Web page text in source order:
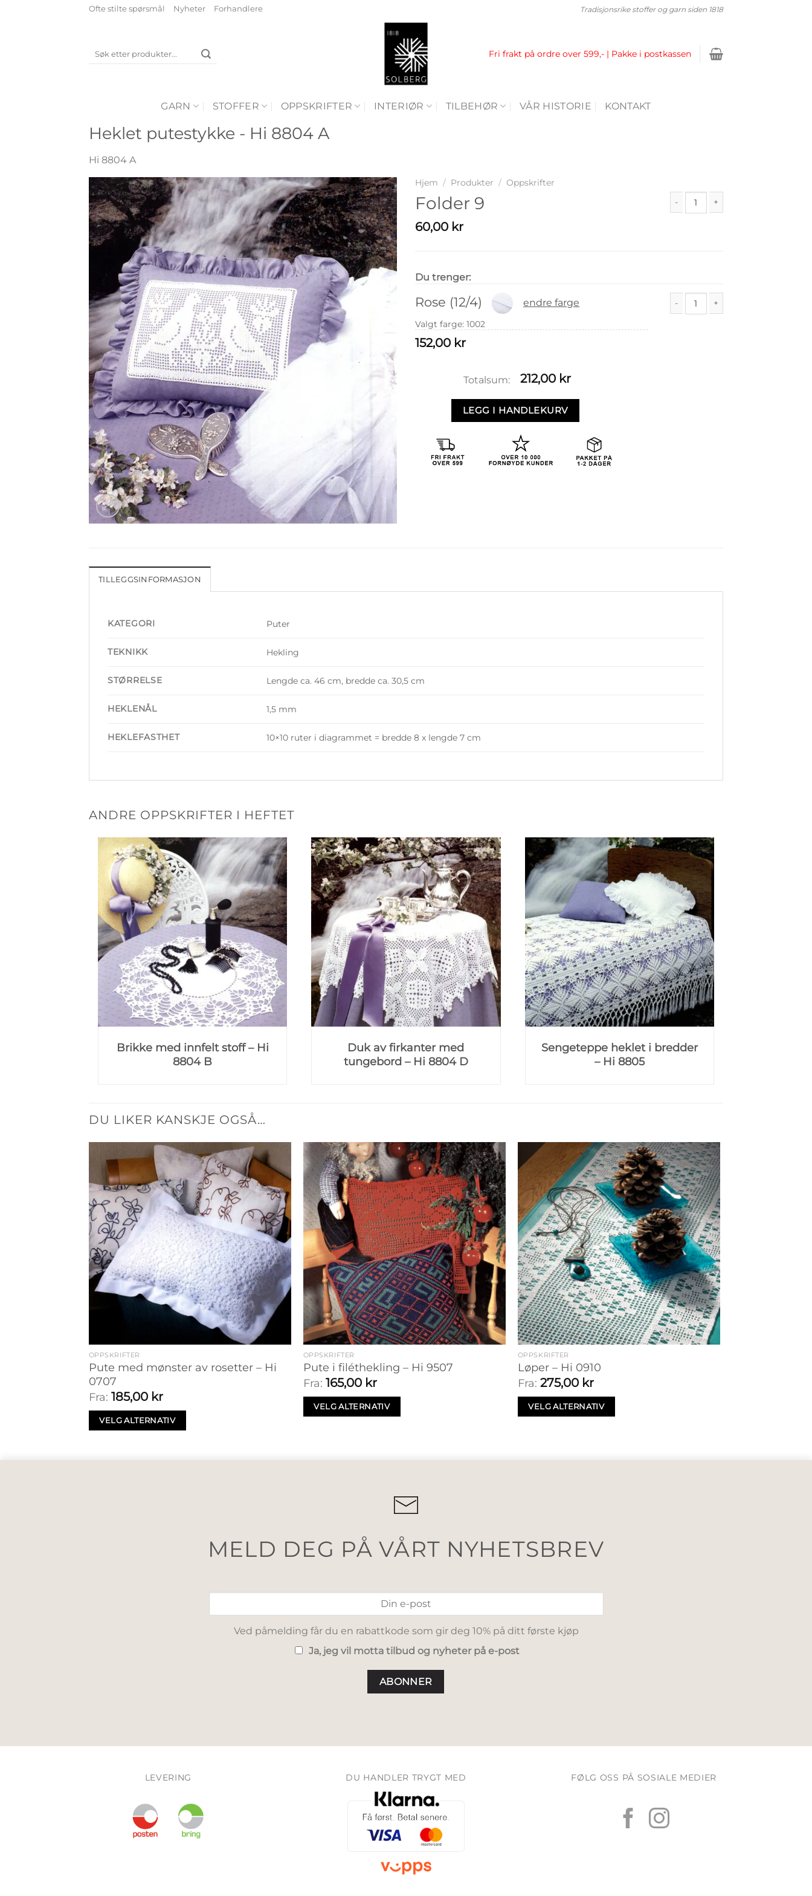
Ofte stilte spørsmål Nyheter Forhandlere Tradisjonsrike stoffer og garn siden 1818
etter:
Fri frakt på ordre over 599,- | Pakke i postkassen
GARN STOFFER OPPSKRIFTER INTERIØR TILBEHØR VÅR HISTORIE KONTAKT
Heklet putestykke - Hi 8804 A
Hi 8804 A
Hjem / Produkter / Oppskrifter
Folder 9
60,00 kr
Du trenger:
Rose (12/4) endre farge
Valgt farge: 1002
152,00 kr
Totalsum: 212,00 kr
LEGG I HANDLEKURV
TILLEGGSINFORMASJON
KATEGORI Puter
TEKNIKK Hekling
STØRRELSE Lengde ca. 46 cm, bredde ca. 30,5 cm
HEKLENÅL 1,5 mm
HEKLEFASTHET 10×10 ruter i diagrammet = bredde 8 x lengde 7 cm
ANDRE OPPSKRIFTER I HEFTET
Brikke med innfelt stoff – Hi
8804 B
Duk av firkanter med
tungebord – Hi 8804 D
Sengeteppe heklet i bredder
– Hi 8805
DU LIKER KANSKJE OGSÅ…
OPPSKRIFTER
Pute med mønster av rosetter – Hi
0707
Fra: 185,00 kr
VELG ALTERNATIV
OPPSKRIFTER
Pute i filéthekling – Hi 9507
Fra: 165,00 kr
VELG ALTERNATIV
OPPSKRIFTER
Løper – Hi 0910
Fra: 275,00 kr
VELG ALTERNATIV
MELD DEG PÅ VÅRT NYHETSBREV
Ved påmelding får du en rabattkode som gir deg 10% på ditt første kjøp
Ja, jeg vil motta tilbud og nyheter på e-post
LEVERING DU HANDLER TRYGT MED FØLG OSS PÅ SOSIALE MEDIER